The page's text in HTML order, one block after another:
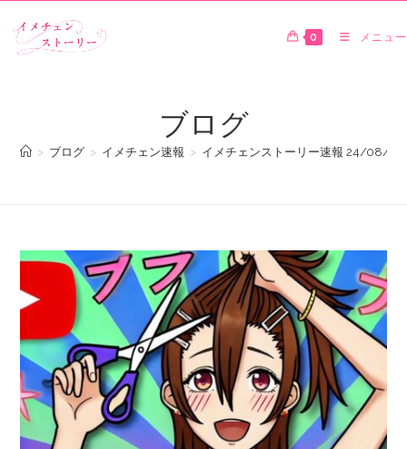
0 メニュー
ブログ
> ブログ > イメチェン速報 > イメチェンストーリー速報 24/08/06